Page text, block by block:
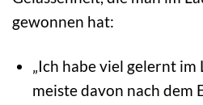
gewonnen hat:
„Ich habe viel gelernt im
meiste davon nach dem